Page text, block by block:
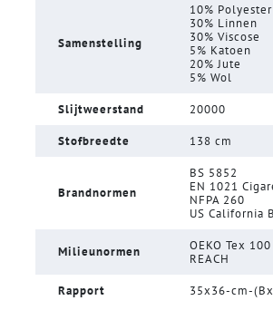
Samenstelling
10% Polyester
30% Linnen
30% Viscose
5% Katoen
20% Jute
5% Wol
Slijtweerstand 20000
Stofbreedte 138 cm
Brandnormen
BS 5852
EN 1021
NFPA 260
US California
Milieunormen
OEKO Tex 100
REACH
Rapport 35x36-cm-